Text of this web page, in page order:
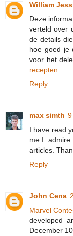
William
Deze
verteld over
de details
hoe goed je
voor het
recepten
Reply
max simth
I have read
me.I
articles.
Reply
John Cena
Marvel
developed
December